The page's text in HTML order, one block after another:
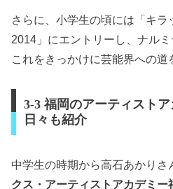
さらに、小学生の頃には「キ
2014」にエントリーし、ナルミ
これをきっかけに芸能界への道
3-3 福岡のアーティスト
日々も紹介
中学生の時期から高石あかりさ
クス・アーティストアカデミー